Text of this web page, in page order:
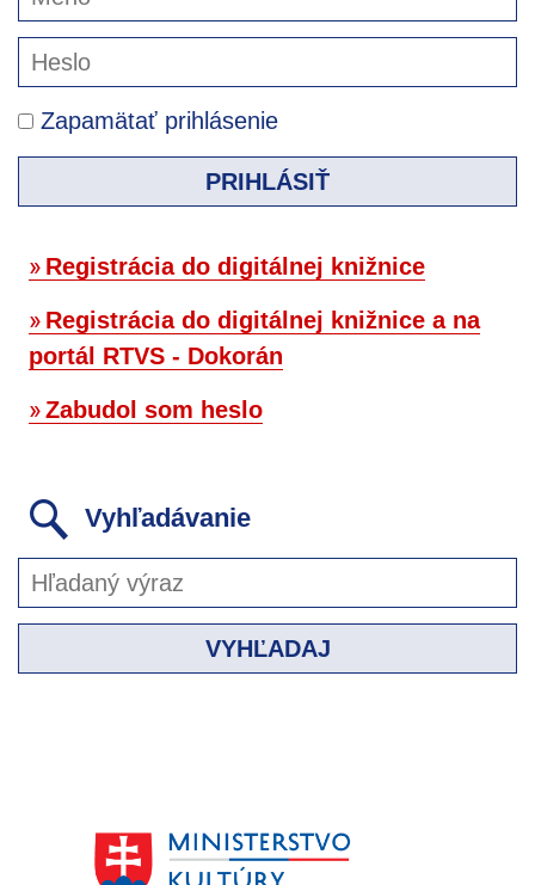
Zapamätať prihlásenie
PRIHLÁSIŤ
Registrácia do digitálnej knižnice
Registrácia do digitálnej knižnice a na
portál RTVS - Dokorán
Zabudol som heslo
Vyhľadávanie
VYHĽADAJ